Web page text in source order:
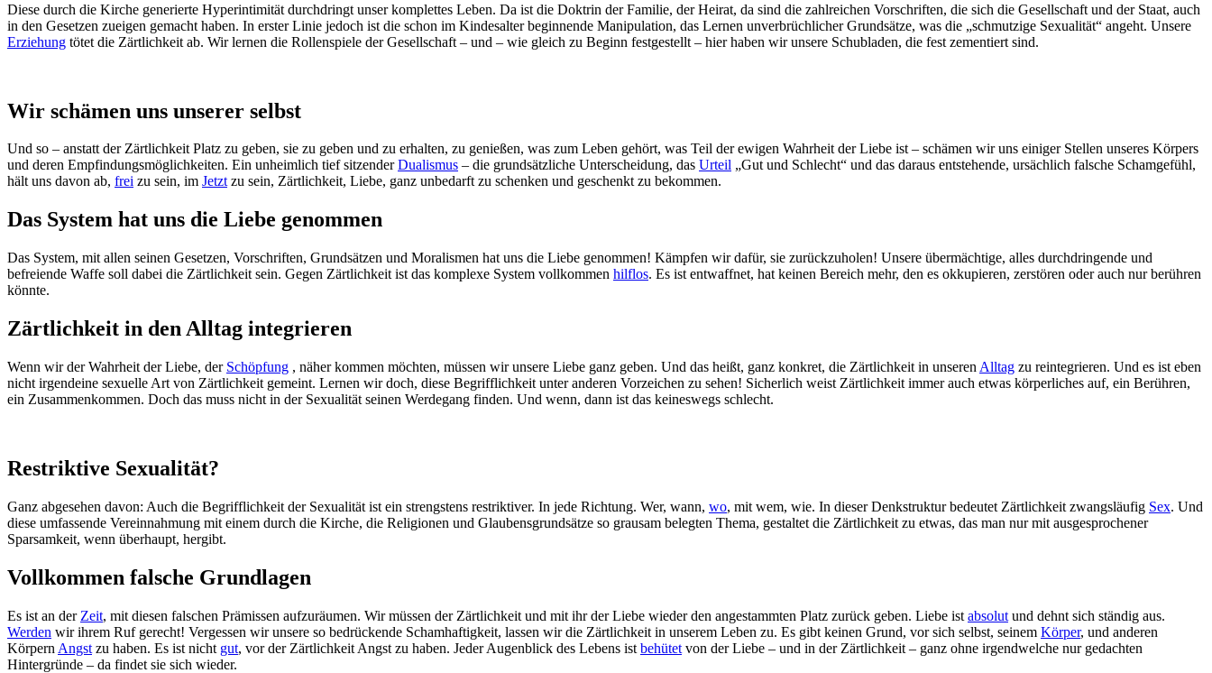
Diese durch die Kirche generierte Hyperintimität durchdringt unser komplettes Leben. Da ist die Doktrin der Familie, der Heirat, da sind die zahlreichen Vorschriften, die sich die Gesellschaft und der Staat, auch
in den Gesetzen zueigen gemacht haben. In erster Linie jedoch ist die schon im Kindesalter beginnende Manipulation, das Lernen unverbrüchlicher Grundsätze, was die „schmutzige Sexualität“ angeht. Unsere
Erziehung tötet die Zärtlichkeit ab. Wir lernen die Rollenspiele der Gesellschaft – und – wie gleich zu Beginn festgestellt – hier haben wir unsere Schubladen, die fest zementiert sind.
Wir schämen uns unserer selbst
Und so – anstatt der Zärtlichkeit Platz zu geben, sie zu geben und zu erhalten, zu genießen, was zum Leben gehört, was Teil der ewigen Wahrheit der Liebe ist – schämen wir uns einiger Stellen unseres Körpers
und deren Empfindungsmöglichkeiten. Ein unheimlich tief sitzenderDualismus – die grundsätzliche Unterscheidung, das Urteil „Gut und Schlecht“ und das daraus entstehende, ursächlich falsche Schamgefühl,
hält uns davon ab, frei zu sein, im Jetztzu sein, Zärtlichkeit, Liebe, ganz unbedarft zu schenken und geschenkt zu bekommen.
Das System hat uns die Liebe genommen
Das System, mit allen seinen Gesetzen, Vorschriften, Grundsätzen und Moralismen hat uns die Liebe genommen! Kämpfen wir dafür, sie zurückzuholen! Unsere übermächtige, alles durchdringende und
befreiende Waffe soll dabei die Zärtlichkeit sein. Gegen Zärtlichkeit ist das komplexe System vollkommen hilflos. Es ist entwaffnet, hat keinen Bereich mehr, den es okkupieren, zerstören oder auch nur berühren
könnte.
Zärtlichkeit in den Alltag integrieren
Wenn wir der Wahrheit der Liebe, der Schöpfung , näher kommen möchten, müssen wir unsere Liebe ganz geben. Und das heißt, ganz konkret, die Zärtlichkeit in unseren Alltag zu reintegrieren. Und es ist eben
nicht irgendeine sexuelle Art von Zärtlichkeit gemeint. Lernen wir doch, diese Begrifflichkeit unter anderen Vorzeichen zu sehen! Sicherlich weist Zärtlichkeit immer auch etwas körperliches auf, ein Berühren,
ein Zusammenkommen. Doch das muss nicht in der Sexualität seinen Werdegang finden. Und wenn, dann ist das keineswegs schlecht.
Restriktive Sexualität?
Ganz abgesehen davon: Auch die Begrifflichkeit der Sexualität ist ein strengstens restriktiver. In jede Richtung. Wer, wann, wo, mit wem, wie. In dieser Denkstruktur bedeutet Zärtlichkeit zwangsläufig Sex. Und
diese umfassende Vereinnahmung mit einem durch die Kirche, die Religionen und Glaubensgrundsätze so grausam belegten Thema, gestaltet die Zärtlichkeit zu etwas, das man nur mit ausgesprochener
Sparsamkeit, wenn überhaupt, hergibt.
Vollkommen falsche Grundlagen
Es ist an der Zeit, mit diesen falschen Prämissen aufzuräumen. Wir müssen der Zärtlichkeit und mit ihr der Liebe wieder den angestammten Platz zurück geben. Liebe ist absolut und dehnt sich ständig aus.
Werden wir ihrem Ruf gerecht! Vergessen wir unsere so bedrückende Schamhaftigkeit, lassen wir die Zärtlichkeit in unserem Leben zu. Es gibt keinen Grund, vor sich selbst, seinem Körper, und anderen
Körpern Angst zu haben. Es ist nicht gut, vor der Zärtlichkeit Angst zu haben. Jeder Augenblick des Lebens ist behütet von der Liebe – und in der Zärtlichkeit – ganz ohne irgendwelche nur gedachten
Hintergründe – da findet sie sich wieder.